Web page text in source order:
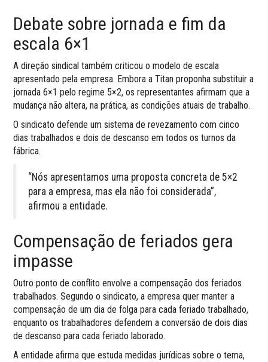
Debate sobre jornada e fim da
escala 6×1
A direção sindical também criticou o modelo de escala
apresentado pela empresa. Embora a Titan proponha substituir a
jornada 6×1 pelo regime 5×2, os representantes afirmam que a
mudança não altera, na prática, as condições atuais de trabalho.
O sindicato defende um sistema de revezamento com cinco
dias trabalhados e dois de descanso em todos os turnos da
fábrica.
“Nós apresentamos uma proposta concreta de 5×2
para a empresa, mas ela não foi considerada”,
afirmou a entidade.
Compensação de feriados gera
impasse
Outro ponto de conflito envolve a compensação dos feriados
trabalhados. Segundo o sindicato, a empresa quer manter a
compensação de um dia de folga para cada feriado trabalhado,
enquanto os trabalhadores defendem a conversão de dois dias
de descanso para cada feriado laborado.
A entidade afirma que estuda medidas jurídicas sobre o tema,